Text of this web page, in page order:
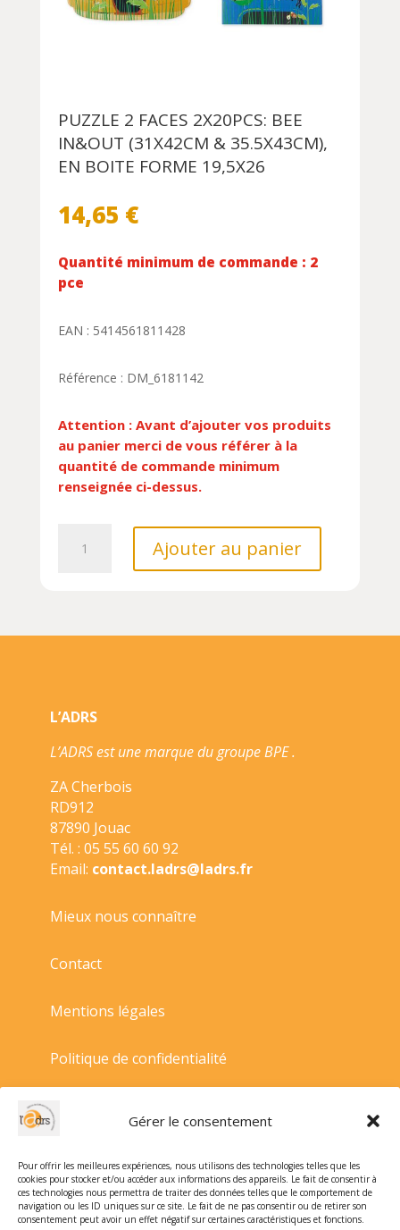
Gérer le consentement
Pour offrir les meilleures expériences, nous utilisons des technologies telles que les
cookies pour stocker et/ou accéder aux informations des appareils. Le fait de consentir à
ces technologies nous permettra de traiter des données telles que le comportement de
navigation ou les ID uniques sur ce site. Le fait de ne pas consentir ou de retirer son
consentement peut avoir un effet négatif sur certaines caractéristiques et fonctions.
PUZZLE 2 FACES 2X20PCS: BEE
IN&OUT (31X42CM & 35.5X43CM),
EN BOITE FORME 19,5X26
14,65 €
Quantité minimum de commande : 2
pce
EAN : 5414561811428
Référence : DM_6181142
Attention : Avant d’ajouter vos produits
au panier merci de vous référer à la
quantité de commande minimum
renseignée ci-dessus.
2X20PCS:
&
EN
BOITE
FORME
19,5X26
Ajouter au panier
L’ADRS
L’ADRS est une marque du groupe BPE .
ZA Cherbois
RD912
87890 Jouac
Tél. : 05 55 60 60 92
Email: contact.ladrs@ladrs.fr
Mieux nous connaître
Contact
Mentions légales
Politique de confidentialité
Politique de cookies